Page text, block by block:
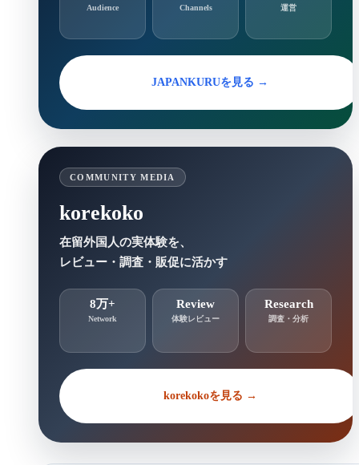
Audience Channels 運営
JAPANKURUを見る →
COMMUNITY MEDIA
korekoko
在留外国人の実体験を、
レビュー・調査・販促に活かす
8万+
Network
Review
体験レビュー
Research
調査・分析
korekokoを見る →